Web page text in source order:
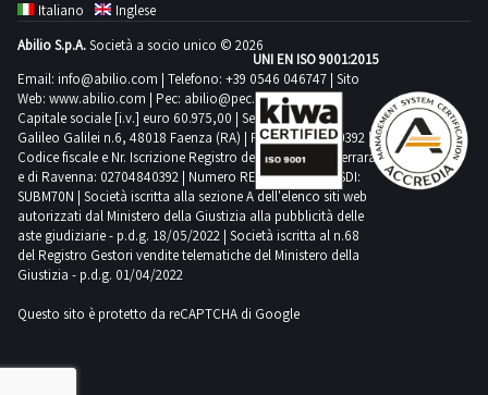
per
visionare
l'elenco
completo
dei
beni
inclusi
in
questo
lotto.Beni
a
banco
SCM
INDUSTRIA
T55W
ELITE
S,
-
Carrello
elevatore
a
YALE,
Italiano
Inglese
Abilio S.p.A.Società a socio unico © 2026
Email: info@abilio.com | Telefono: +39 0546 046747 | Sito
Web: www.abilio.com | Pec: abilio@pec.illimity.com
Capitale sociale [i.v.] euro 60.975,00 | Sede legale in Via
Galileo Galilei n.6, 48018 Faenza (RA) | P.IVA: 02704840392 |
Codice fiscale e Nr. Iscrizione Registro delle Imprese di Ferrara
e di Ravenna: 02704840392 | Numero REA RA 224830 | SDI:
SUBM70N | Società iscritta alla sezione A dell'elenco siti web
autorizzati dal Ministero della Giustizia alla pubblicità delle
aste giudiziarie - p.d.g. 18/05/2022 | Società iscritta al n.68
del Registro Gestori vendite telematiche del Ministero della
Giustizia - p.d.g. 01/04/2022
Questo sito è protetto da reCAPTCHA di Google
UNI EN ISO 9001:2015